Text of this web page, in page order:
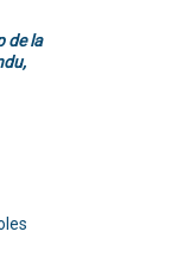
de la